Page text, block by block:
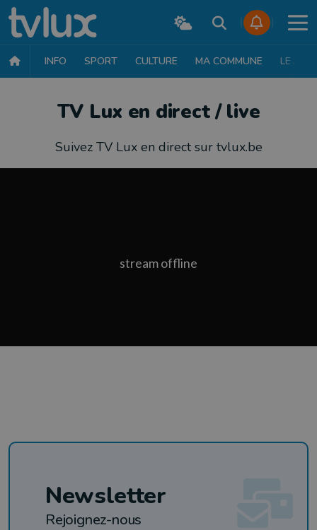
INFO SPORT CULTURE MA COMMUNE LE JT
TV Lux en direct / live
Suivez TV Lux en direct sur tvlux.be
stream offline
Newsletter
Rejoignez-nous